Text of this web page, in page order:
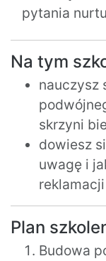
pytania
Na tym
nauczysz
skrzyni
dowiesz
uwagę i
reklamacji
Plan
Budowa